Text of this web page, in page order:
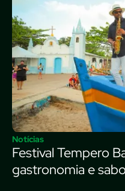
Notícias
Festival Tempero
gastronomia e